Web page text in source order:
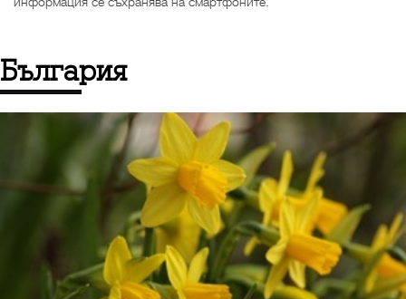
България